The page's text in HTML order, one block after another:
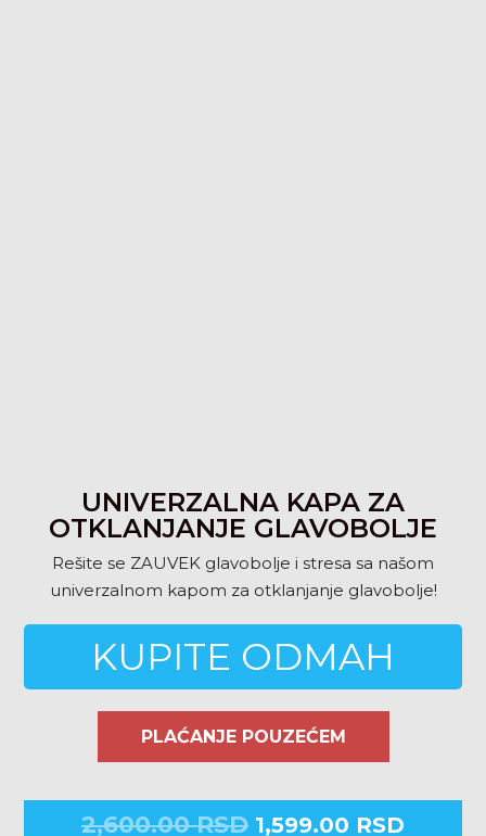
UNIVERZALNA KAPA ZA
OTKLANJANJE GLAVOBOLJE
Rešite se ZAUVEK glavobolje i stresa sa našom
univerzalnom kapom za otklanjanje glavobolje!
KUPITE ODMAH
PLAĆANJE POUZEĆEM
2,600.00RSD 1,599.00 RSD